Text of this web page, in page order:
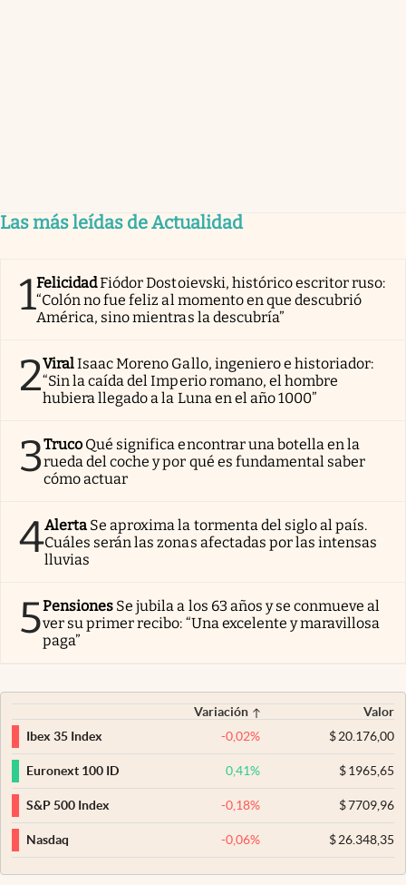
Las más leídas de Actualidad
1FelicidadFiódor Dostoievski, histórico escritor ruso:
“Colón no fue feliz al momento en que descubrió
América, sino mientras la descubría”
2ViralIsaac Moreno Gallo, ingeniero e historiador:
“Sin la caída del Imperio romano, el hombre
hubiera llegado a la Luna en el año 1000”
3Truco Qué significa encontrar una botella en la
rueda del coche y por qué es fundamental saber
cómo actuar
4Alerta Se aproxima la tormenta del siglo al país.
Cuáles serán las zonas afectadas por las intensas
lluvias
5Pensiones Se jubila a los 63 años y se conmueve al
ver su primer recibo: “Una excelente y maravillosa
paga”
Variación
Valor
Ibex 35 Index
-0,02% $20.176,00
Euronext 100 ID 0,41% $1965,65
S&P 500 Index -0,18% $7709,96
Nasdaq -0,06% $26.348,35